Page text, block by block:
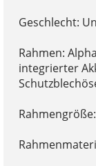
Geschlecht:
Rahmen:
integrierter